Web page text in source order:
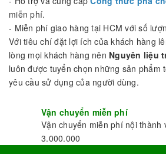
phẩm chất lượng, các sản phẩm
quán cafe giải khát sang trọng nhất.
Mua Nguyên liệu trà sữa tại
nhận được gì
Nếu bạn đang quan tâm đến các sản
tìm đến Nguyên liệu trà sữa Tobee
rẻ, ổn định nhất trên thị trường nguyên
Khi mua Nguyên liệu trà sữa tại
- Chế độ đổi trả hàng nếu sản phẩm